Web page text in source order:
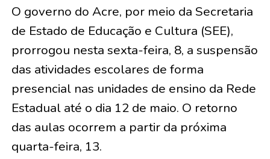
O governo do Acre, por meio da Secretaria
de Estado de Educação e Cultura (SEE),
prorrogou nesta sexta-feira, 8, a suspensão
das atividades escolares de forma
presencial nas unidades de ensino da Rede
Estadual até o dia 12 de maio. O retorno
das aulas ocorrem a partir da próxima
quarta-feira, 13.